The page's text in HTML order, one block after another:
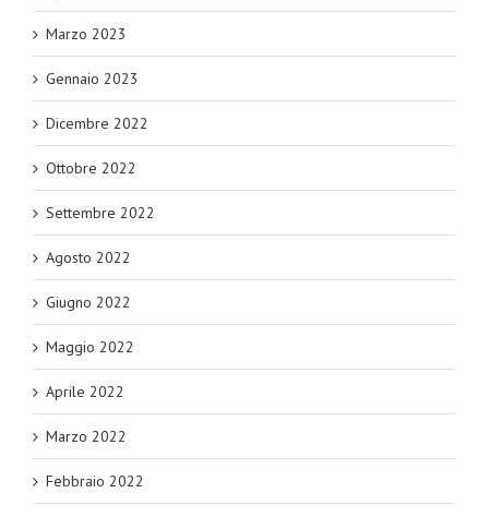
Marzo 2023
Gennaio 2023
Dicembre 2022
Ottobre 2022
Settembre 2022
Agosto 2022
Giugno 2022
Maggio 2022
Aprile 2022
Marzo 2022
Febbraio 2022